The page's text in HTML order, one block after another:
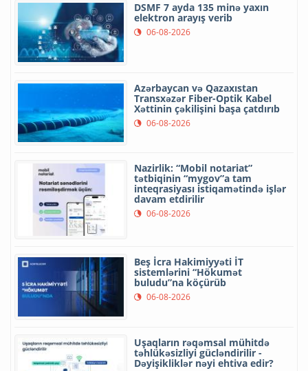
DSMF 7 ayda 135 minə yaxın
elektron arayış verib
06-08-2026
Azərbaycan və Qazaxıstan
Transxəzər Fiber-Optik Kabel
Xəttinin çəkilişini başa çatdırıb
06-08-2026
Nazirlik: “Mobil notariat”
tətbiqinin “mygov”a tam
inteqrasiyası istiqamətində işlər
davam etdirilir
06-08-2026
Beş İcra Hakimiyyəti İT
sistemlərini “Hökumət
buludu”na köçürüb
06-08-2026
Uşaqların rəqəmsal mühitdə
təhlükəsizliyi gücləndirilir -
Dəyişikliklər nəyi ehtiva edir?